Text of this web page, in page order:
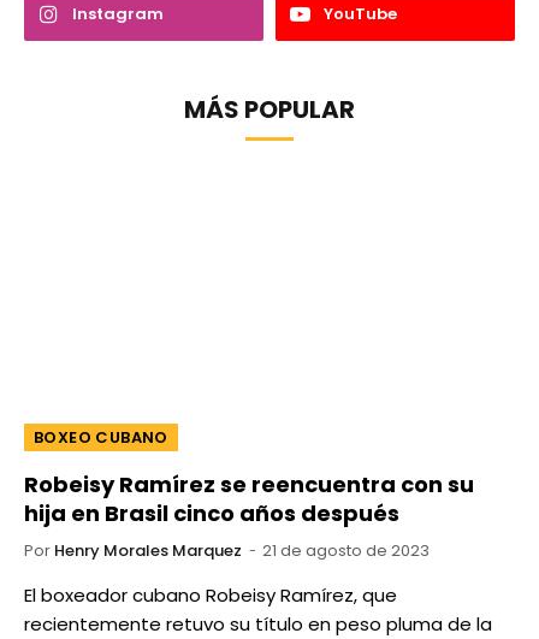
Instagram YouTube
MÁS POPULAR
BOXEO CUBANO
Robeisy Ramírez se reencuentra con su
hija en Brasil cinco años después
Por Henry Morales Marquez 21 de agosto de 2023
El boxeador cubano Robeisy Ramírez, que
recientemente retuvo su título en peso pluma de la